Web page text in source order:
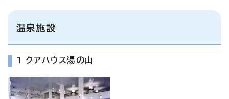
温泉施設
1 クアハウス湯の山